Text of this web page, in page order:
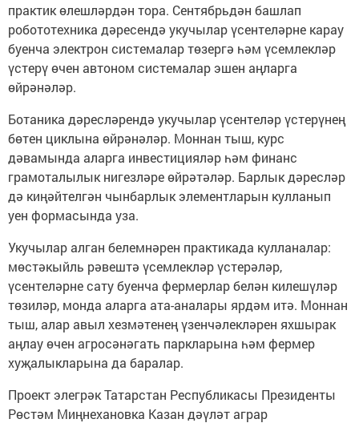
практик өлешләрдән тора. Сентябрьдән башлап
робототехника дәресендә укучылар үсентеләрне карау
буенча электрон системалар төзергә һәм үсемлекләр
үстерү өчен автоном системалар эшен аңларга
өйрәнәләр.
Ботаника дәресләрендә укучылар үсентеләр үстерүнең
бөтен циклына өйрәнәләр. Моннан тыш, курс
дәвамында аларга инвестицияләр һәм финанс
грамоталылык нигезләре өйрәтәләр. Барлык дәресләр
дә киңәйтелгән чынбарлык элементларын кулланып
уен формасында уза.
Укучылар алган белемнәрен практикада кулланалар:
мөстәкыйль рәвештә үсемлекләр үстерәләр,
үсентеләрне сату буенча фермерлар белән килешүләр
төзиләр, монда аларга ата-аналары ярдәм итә. Моннан
тыш, алар авыл хезмәтенең үзенчәлекләрен яхшырак
аңлау өчен агросәнәгать паркларына һәм фермер
хуҗалыкларына да баралар.
Проект элегрәк Татарстан Республикасы Президенты
Рөстәм Миңнехановка Казан дәүләт аграр